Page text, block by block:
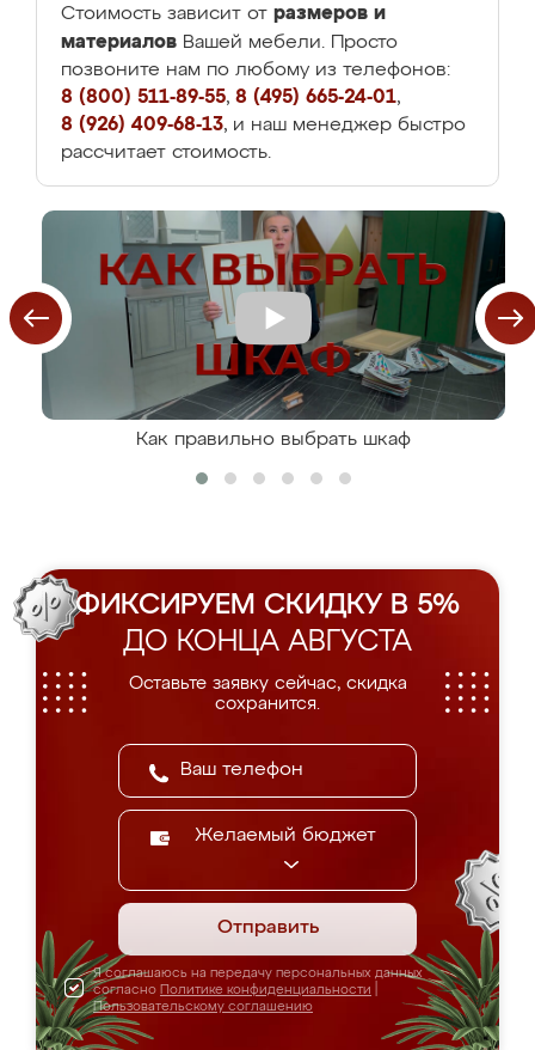
Стоимость зависит от размеров и
материалов Вашей мебели. Просто
позвоните нам по любому из телефонов:
8 (800) 511-89-55, 8 (495) 665-24-01,
8 (926) 409-68-13, и наш менеджер быстро
рассчитает стоимость.
Как правильно выбрать шкаф
ФИКСИРУЕМ СКИДКУ В 5%
ДО КОНЦА АВГУСТА
Оставьте заявку сейчас, скидка
сохранится.
Желаемый бюджет
Отправить
Я соглашаюсь на передачу персональных данных
согласно Политике конфиденциальности
Пользовательскому соглашению